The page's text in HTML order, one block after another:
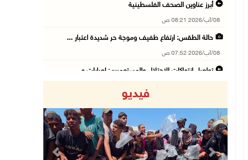
أبرز عناوين الصحف الفلسطينية
08/آب/2026 08:21 ص
حالة الطقس: ارتفاع طفيف وموجة حر شديدة اعتبار ...
08/آب/2026 07:52 ص
تواصل انتهاكات الاحتلال والمستعمرين: إصابات و ...
07/آب/2026 11:49 م
أسعار الغذاء العالمية عند أعلى مستوى منذ 3 سن ...
07/آب/2026 11:11 م
فيديو
Previous Next